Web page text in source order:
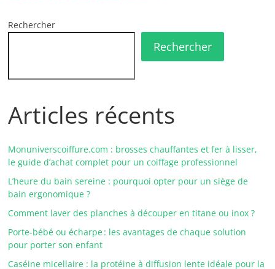
Rechercher
Rechercher
Articles récents
Monuniverscoiffure.com : brosses chauffantes et fer à lisser,
le guide d’achat complet pour un coiffage professionnel
L’heure du bain sereine : pourquoi opter pour un siège de
bain ergonomique ?
Comment laver des planches à découper en titane ou inox ?
Porte-bébé ou écharpe : les avantages de chaque solution
pour porter son enfant
Caséine micellaire : la protéine à diffusion lente idéale pour la